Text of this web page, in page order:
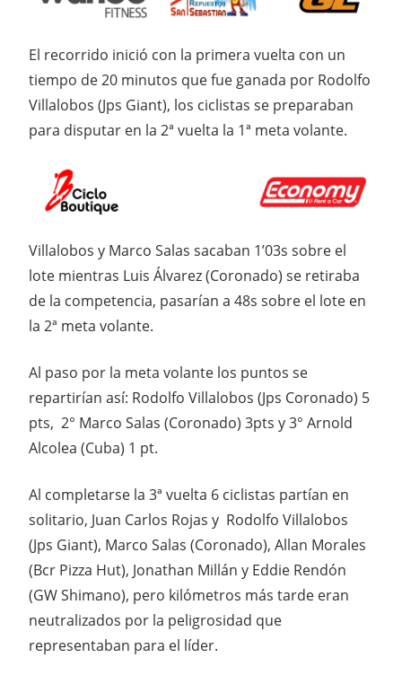
El recorrido inició con la primera vuelta con un
tiempo de 20 minutos que fue ganada por Rodolfo
Villalobos (Jps Giant), los ciclistas se preparaban
para disputar en la 2ª vuelta la 1ª meta volante.
Villalobos y Marco Salas sacaban 1’03s sobre el
lote mientras Luis Álvarez (Coronado) se retiraba
de la competencia, pasarían a 48s sobre el lote en
la 2ª meta volante.
Al paso por la meta volante los puntos se
repartirían así: Rodolfo Villalobos (Jps Coronado) 5
pts, 2° Marco Salas (Coronado) 3pts y 3° Arnold
Alcolea (Cuba) 1 pt.
Al completarse la 3ª vuelta 6 ciclistas partían en
solitario, Juan Carlos Rojas y Rodolfo Villalobos
(Jps Giant), Marco Salas (Coronado), Allan Morales
(Bcr Pizza Hut), Jonathan Millán y Eddie Rendón
(GW Shimano), pero kilómetros más tarde eran
neutralizados por la peligrosidad que
representaban para el líder.